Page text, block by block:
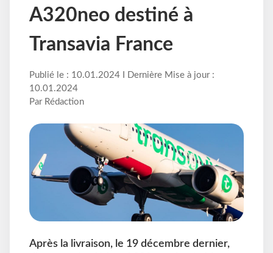
A320neo destiné à
Transavia France
Publié le : 10.01.2024 I Dernière Mise à jour :
10.01.2024
Par Rédaction
Après la livraison, le 19 décembre dernier,